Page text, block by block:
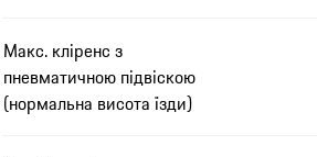
Макс. кліренс з
пневматичною підвіскою
(нормальна висота їзди)